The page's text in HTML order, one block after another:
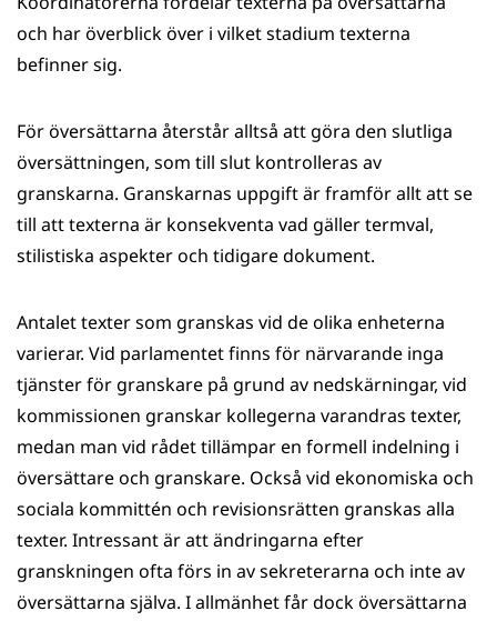
och har överblick över i vilket stadium texterna
befinner sig.
För översättarna återstår alltså att göra den slutliga
översättning­en, som till slut kontrolleras av
granskarna. Granskarnas uppgift är framför allt att se
till att texterna är konsekventa vad gäller termval,
stilistiska aspekter och tidigare dokument.
Antalet texter som granskas vid de olika enheterna
varierar. Vid parlamentet finns för närvarande inga
tjänster för granskare på grund av nedskärningar, vid
kommissionen granskar kollegerna varandras texter,
medan man vid rådet tillämpar en formell indelning i
översättare och granskare. Också vid ekonomiska och
sociala kommittén och revisionsrätten granskas alla
texter. Intressant är att ändring­arna efter
granskningen ofta förs in av sekreterarna och inte av
översättarna själva. I allmänhet får dock översättarna